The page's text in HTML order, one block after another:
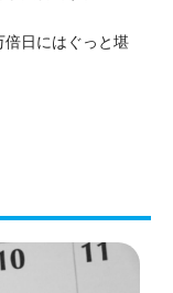
倍日にはぐっと堪